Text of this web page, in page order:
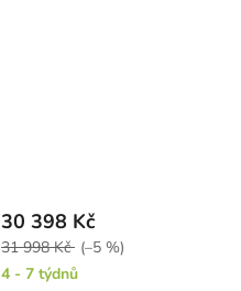
30 398 Kč
31 998 Kč (–5 %)
4 - 7 týdnů